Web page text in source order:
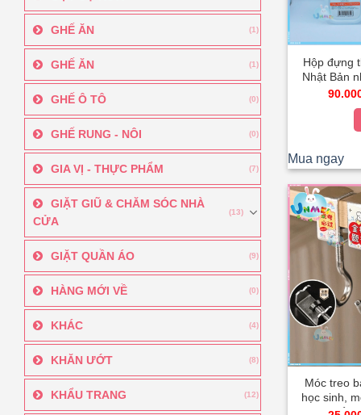
GHẾ ĂN (1)
GHẾ ĂN (1)
GHẾ Ô TÔ (0)
GHẾ RUNG - NÔI (0)
GIA VỊ - THỰC PHẨM (7)
GIẶT GIŨ & CHĂM SÓC NHÀ
CỬA
(13)
GIẶT QUẦN ÁO (9)
HÀNG MỚI VỀ (0)
KHÁC (4)
KHĂN ƯỚT (8)
KHẨU TRANG (12)
Hộp đựng
Nhật Bản
đa năng
Mua ngay
Móc treo
học sinh,
giá đỡ để